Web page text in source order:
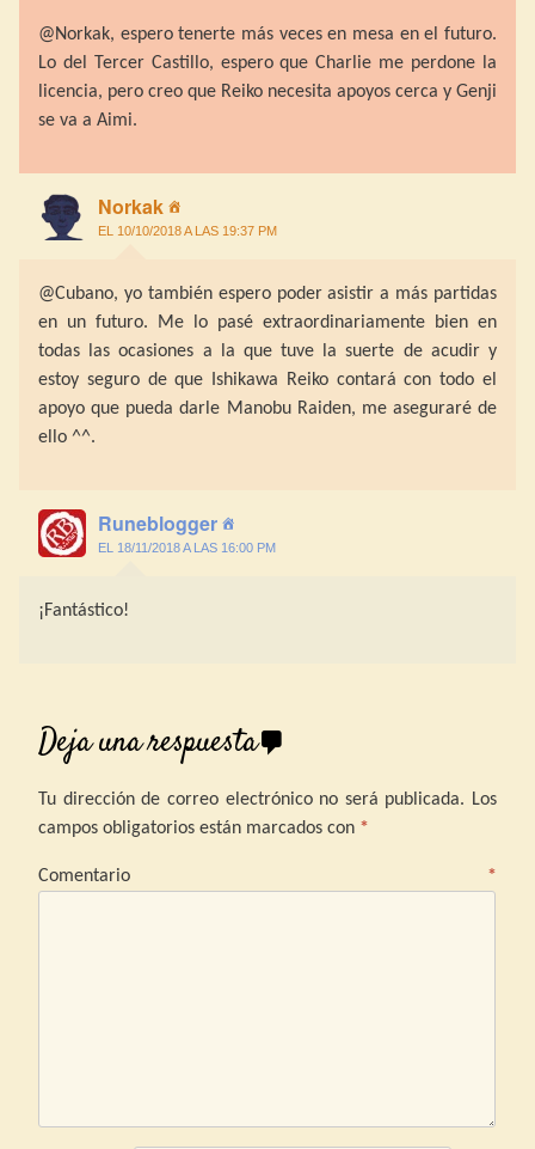
@Norkak, espero tenerte más veces en mesa en el futuro.
Lo del Tercer Castillo, espero que Charlie me perdone la
licencia, pero creo que Reiko necesita apoyos cerca y Genji
se va a Aimi.
Norkak
EL 10/10/2018 A LAS 19:37 PM
@Cubano, yo también espero poder asistir a más partidas
en un futuro. Me lo pasé extraordinariamente bien en
todas las ocasiones a la que tuve la suerte de acudir y
estoy seguro de que Ishikawa Reiko contará con todo el
apoyo que pueda darle Manobu Raiden, me aseguraré de
ello ^^.
Runeblogger
EL 18/11/2018 A LAS 16:00 PM
¡Fantástico!
Deja una respuesta
Tu dirección de correo electrónico no será publicada. Los
campos obligatorios están marcados con *
Comentario *